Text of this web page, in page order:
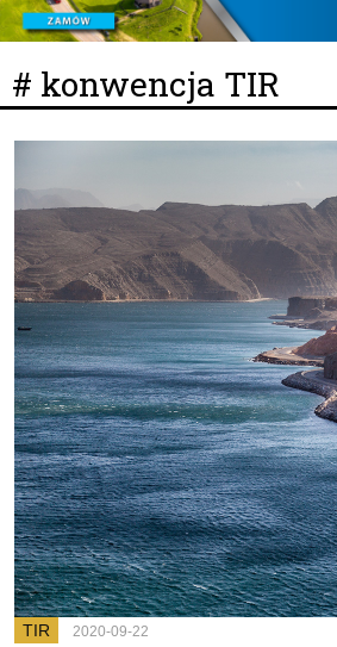
# konwencja TIR
TIR 2020-09-22